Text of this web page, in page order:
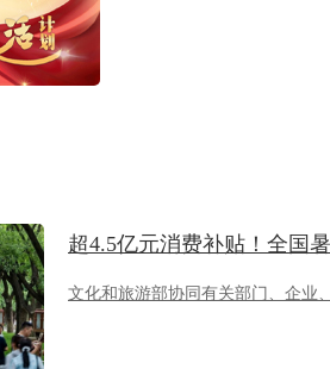
超4.5亿元消费补贴！全国
文化和旅游部协同有关部门、企业